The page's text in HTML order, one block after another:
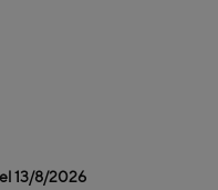
13/8/2026